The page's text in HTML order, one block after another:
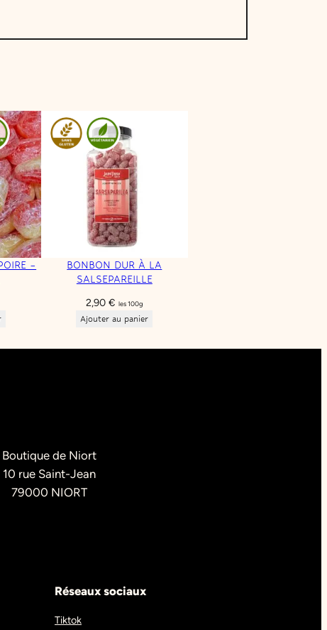
–
BONBON DUR À LA
SALSEPAREILLE
2,90€ les 100g
Ajouter au panier
Boutique de Niort
10 rue Saint-Jean
79000 NIORT
Réseaux sociaux
Tiktok